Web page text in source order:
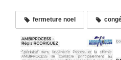
fermeture noel